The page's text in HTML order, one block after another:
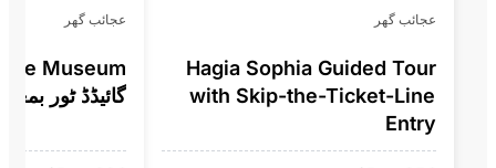
عجائب گھر
Hagia Sophia Guided Tour
with Skip-the-Ticket-Line
Entry
عجائب گھر
Museum
گائیڈڈ ٹور